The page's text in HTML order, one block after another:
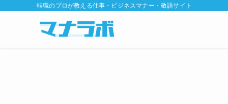
転職のプロが教える仕事・ビジネスマナー・敬語サイト